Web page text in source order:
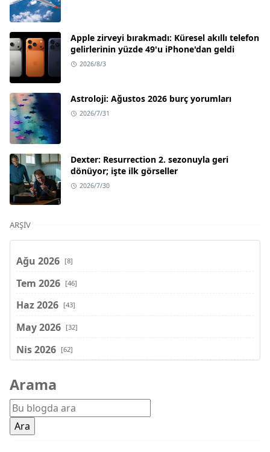
Apple zirveyi bırakmadı: Küresel akıllı telefon
gelirlerinin yüzde 49'u iPhone'dan geldi
2026/8/3
Astroloji: Ağustos 2026 burç yorumları
2026/7/31
Dexter: Resurrection 2. sezonuyla geri
dönüyor; işte ilk görseller
2026/7/30
ARŞIV
Ağu 2026 [8]
Tem 2026 [46]
Haz 2026 [43]
May 2026 [32]
Nis 2026 [62]
Şub 2026
Oca 2026 [72]
Ara 2025
Arama